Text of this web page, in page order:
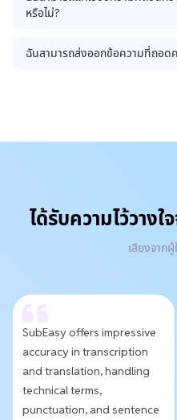
หรือไม่?
ฉันสามารถส่งออกข้อความที่ถอด
ได้รับความไว้วาง
เสียงจาก
SubEasy offers impressive
accuracy in transcription
and translation, handling
technical terms,
punctuation, and sentence